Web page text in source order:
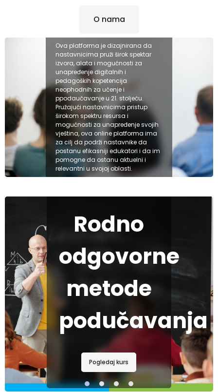
O nama
Ova platforma je dizajnirana da
nastavnicima pruži širok spektar
izvora, alata i mogućnosti za
unapređenje digitalnih i
pedagoških kopetencija
neophodnih za učenje i
ppodaučavanje u 21. stoljeću.
Pružajući nastavnicima pristup
širokom spektru resursa i
mogućnosti za unapređenje svojih
vještina, ova online platforma ima
za cilj da podrži nastavnike da
postanu efikasniji edukatori i da im
pomogne da ostanu aktuelni i
relevantni u svojoj oblasti.
Inkluzivno
obrazovanje
Pogledaj kurs